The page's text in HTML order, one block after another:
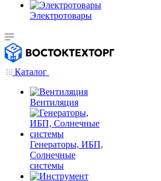
Электротовары
Каталог
Вентиляция
Генераторы, ИБП,
Солнечные
системы